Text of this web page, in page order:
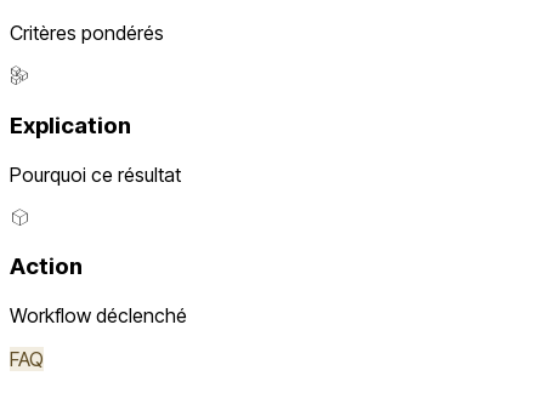
Critères pondérés
Explication
Pourquoi ce résultat
Action
Workflow déclenché
FAQ